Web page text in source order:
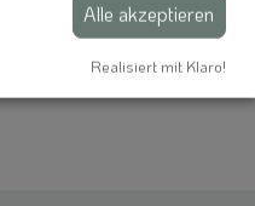
Alle akzeptieren
Realisiert mit Klaro!